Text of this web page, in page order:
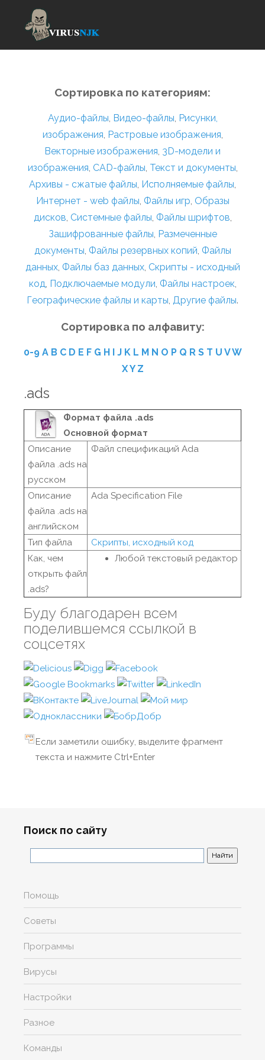
Сортировка по категориям:
Аудио-файлы, Видео-файлы, Рисунки,
изображения, Растровые изображения,
Векторные изображения, 3D-модели и
изображения, CAD-файлы, Текст и документы,
Архивы - сжатые файлы, Исполняемые файлы,
Интернет - web файлы, Файлы игр, Образы
дисков, Системные файлы, Файлы шрифтов,
Зашифрованные файлы, Размеченные
документы, Файлы резервных копий, Файлы
данных, Файлы баз данных, Скрипты - исходный
код, Подключаемые модули, Файлы настроек,
Географические файлы и карты, Другие файлы.
Сортировка по алфавиту:
0-9 A B C D E F G H I J K L M N O P Q R S T U VW
XY Z
.ads
Формат файла .ads
Основной формат
Описание
файла .ads на
русском
Файл спецификаций Ada
Описание
файла .ads на
английском
Ada Specification File
Тип файла
Скрипты, исходный код
Как, чем
открыть файл
.ads?
Любой текстовый редактор
Буду благодарен всем
поделившемся ссылкой в
соцсетях
Если заметили ошибку, выделите фрагмент
текста и нажмите Ctrl+Enter
Поиск по сайту
Помощь
Советы
Программы
Вирусы
Настройки
Разное
Команды